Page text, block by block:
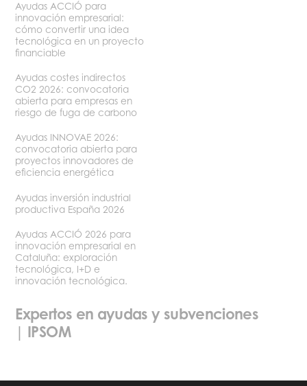
Expertos en ayudas y subvenciones
| IPSOM
Ayudas ACCIÓ para
innovación empresarial:
cómo convertir una idea
tecnológica en un proyecto
financiable
Ayudas costes indirectos
CO2 2026: convocatoria
abierta para empresas en
riesgo de fuga de carbono
Ayudas INNOVAE 2026:
convocatoria abierta para
proyectos innovadores de
eficiencia energética
Ayudas inversión industrial
productiva España 2026
Ayudas ACCIÓ 2026 para
innovación empresarial en
Cataluña: exploración
tecnológica, I+D e
innovación tecnológica.